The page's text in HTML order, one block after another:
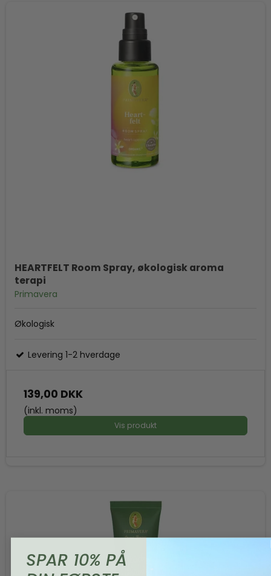
HEARTFELT Room Spray, økologisk aroma
terapi
Primavera
Økologisk
Levering 1-2 hverdage
139,00 DKK
(inkl. moms)
Vis produkt
SPAR 10% PÅ